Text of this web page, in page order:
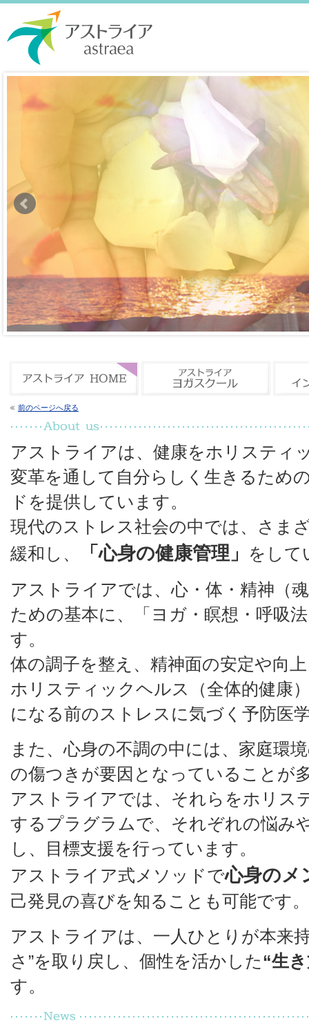
前のページへ戻る
アストライアは、健康をホリスティ
変革を通して自分らしく生きるため
ドを提供しています。
現代のストレス社会の中では、さま
緩和し、
「心身の健康管理」
をして
アストライアでは、心・体・精神（
ための基本に、「ヨガ・瞑想・呼吸
す。
体の調子を整え、精神面の安定や向
ホリスティックヘルス（全体的健康
になる前のストレスに気づく予防医
また、心身の不調の中には、家庭環
の傷つきが要因となっていることが
アストライアでは、それらをホリス
するプラグラムで、それぞれの悩み
し、目標支援を行っています。
アストライア式メソッドで心身のメ
己発見の喜びを知ることも可能です。
アストライアは、一人ひとりが本来
さ”を取り戻し、個性を活かした“生
す。